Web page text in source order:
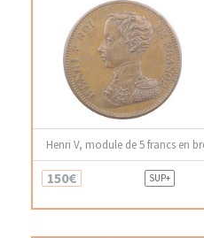
Henri V, module de 5 francs en
150€ SUP+